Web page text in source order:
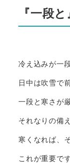
『一段と
冷え込みが一
日中は吹雪で
一段と寒さが
それなりの備
寒くなれば、
これが重要です